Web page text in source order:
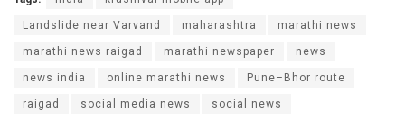
Landslide near Varvand maharashtra marathi news
marathi news raigad marathi newspaper news
news india online marathi news Pune–Bhor route
raigad social media news social news